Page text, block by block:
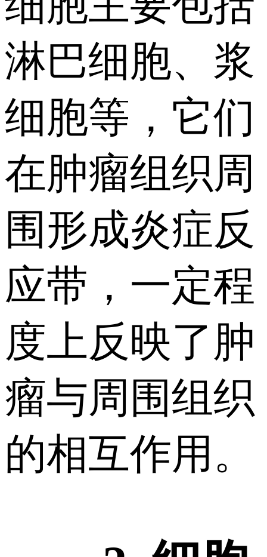
淋巴细胞、浆
细胞等，它们
在肿瘤组织周
围形成炎症反
应带，一定程
度上反映了肿
瘤与周围组织
的相互作用。